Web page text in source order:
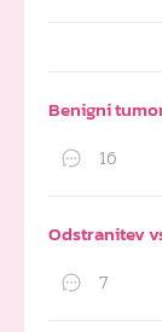
Benigni
16
Odstranitev
7